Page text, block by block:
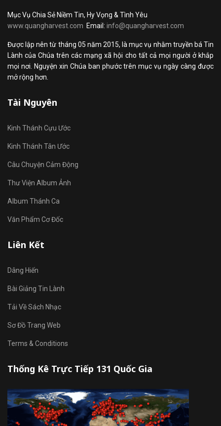
Mục Vụ Chia Sẻ Niềm Tin, Hy Vọng & Tình Yêu
www.quangharvest.com Email: info@quangharvest.com
Được lập nên từ tháng 05 năm 2015, là mục vụ nhằm truyền bá Tin
Lành của Chúa trên các mạng xã hội cho tất cả mọi người ở khắp
mọi nơi. Nguyện xin Chúa ban phước trên mục vụ ngày càng được
mở rộng hơn.
Tài Nguyên
Kinh Thánh Cựu Ước
Kinh Thánh Tân Ước
Câu Chuyện Cảm Động
Thư Viện Album Ảnh
Album Thánh Ca
Văn Phẩm Cơ Đốc
Liên Kết
Dâng Hiến
Bài Giảng Tin Lành
Tải Về Sách Nhạc
Sơ Đồ Trang Web
Terms & Conditions
Thống Kê Trực Tiếp 131 Quốc Gia